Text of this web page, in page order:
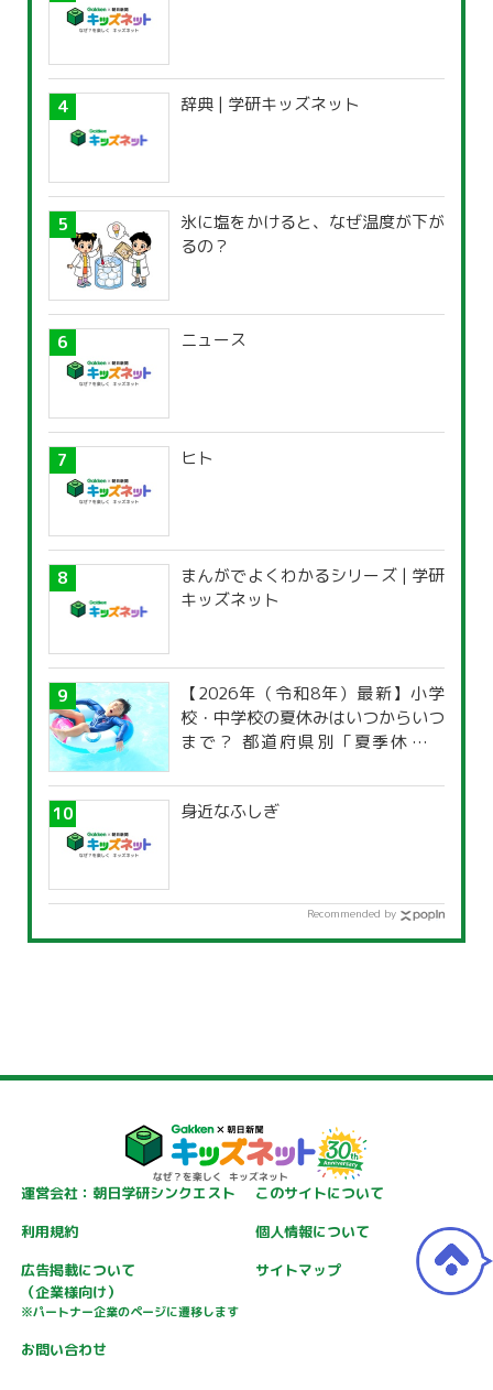
辞典 | 学研キッズネット
氷に塩をかけると、なぜ温度が下が
るの？
ニュース
ヒト
まんがでよくわかるシリーズ | 学研
キッズネット
【2026年（令和8年）最新】小学
校・中学校の夏休みはいつからいつ
まで？ 都道府県別「夏季休暇一
身近なふしぎ
Recommended by
運営会社：朝日学研シンクエスト
このサイトについて
利用規約
個人情報について
広告掲載について
（企業様向け）
※パートナー企業のページに遷移します
サイトマップ
お問い合わせ